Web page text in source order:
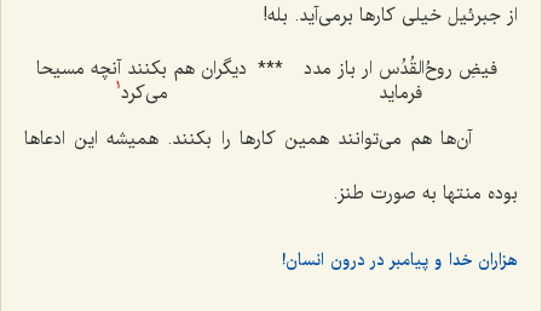
از جبرئیل خیلی کارها برمی‌آید. بله!
فیضِ روحُ‌القُدُس ار باز مدد
فرماید
*** دیگران هم بکنند آنچه مسیحا
می‌کرد1
آن‌ها هم می‌توانند همین کارها را بکنند. همیشه این ادعاها
بوده منتها به صورت طنز.
هزاران خدا و پیامبر در درون انسان!